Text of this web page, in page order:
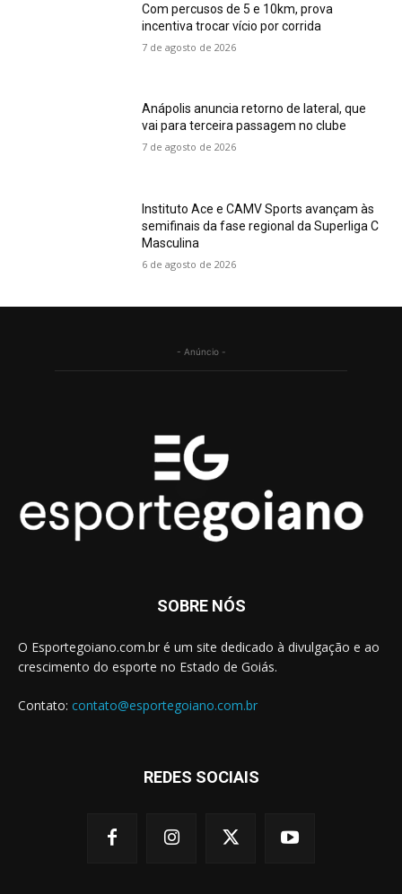
Com percusos de 5 e 10km, prova
incentiva trocar vício por corrida
7 de agosto de 2026
Anápolis anuncia retorno de lateral, que
vai para terceira passagem no clube
7 de agosto de 2026
Instituto Ace e CAMV Sports avançam às
semifinais da fase regional da Superliga C
Masculina
6 de agosto de 2026
- Anúncio -
SOBRE NÓS
O Esportegoiano.com.br é um site dedicado à divulgação e ao
crescimento do esporte no Estado de Goiás.
Contato: contato@esportegoiano.com.br
REDES SOCIAIS